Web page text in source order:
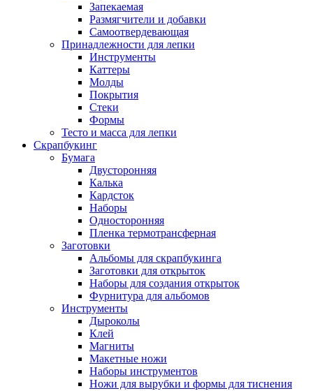
Запекаемая
Размягчители и добавки
Самоотвердевающая
Принадлежности для лепки
Инструменты
Каттеры
Молды
Покрытия
Стеки
Формы
Тесто и масса для лепки
Скрапбукинг
Бумага
Двусторонняя
Калька
Кардсток
Наборы
Односторонняя
Пленка термотрансферная
Заготовки
Альбомы для скрапбукинга
Заготовки для открыток
Наборы для создания открыток
Фурнитура для альбомов
Инструменты
Дыроколы
Клей
Магниты
Макетные ножи
Наборы инструментов
Ножи для вырубки и формы для тиснения